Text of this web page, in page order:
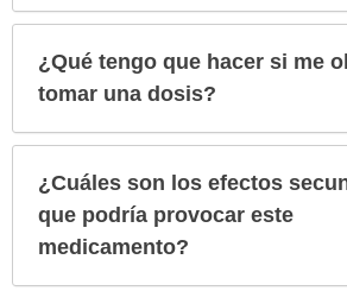
¿Qué tengo que hacer si me
tomar una dosis?
¿Cuáles son los efectos
que podría provocar este
medicamento?